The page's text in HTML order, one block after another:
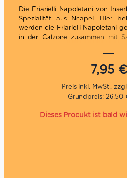
Die Friarielli Napoletani von
Spezialität aus Neapel. Hier
werden die Friarielli Napoletani
in der Calzone zusammen mit
gerösteten Pinienkernen
Nettogewicht: 560g
Abtropfgewicht: 300g
7,95 €
Grundpreis: 26,50
Dieses Produkt ist bald